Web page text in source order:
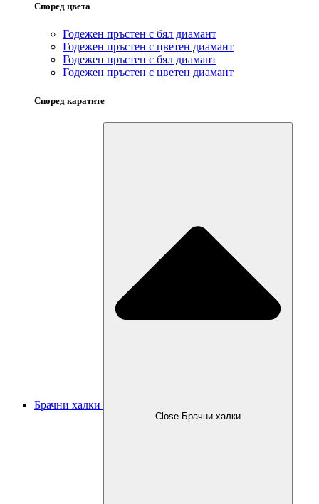
Според цвета
Годежен пръстен с бял диамант
Годежен пръстен с цветен диамант
Годежен пръстен с бял диамант
Годежен пръстен с цветен диамант
Според каратите
Брачни халки
Close Брачни халки